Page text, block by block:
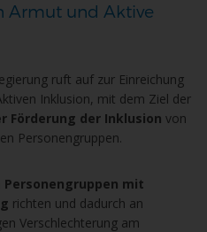
Armut und Aktive
ruft auf zur Einreichung
Inklusion, mit dem Ziel der
Förderung der Inklusion von
Personengruppen.
Personengruppen mit
richten und dadurch an
Verschlechterung am